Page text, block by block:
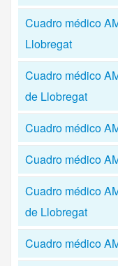
Cuadro médico
Llobregat
Cuadro médico
de Llobregat
Cuadro médico
Cuadro médico
Cuadro médico
de Llobregat
Cuadro médico